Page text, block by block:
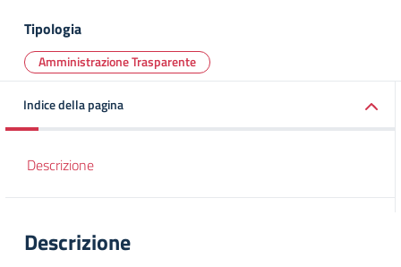
Tipologia
Amministrazione Trasparente
Indice della pagina
Descrizione
Descrizione